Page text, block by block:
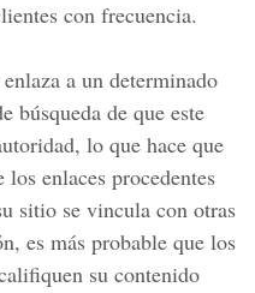
con frecuencia.
a un determinado
búsqueda de que este
lo que hace que
enlaces procedentes
sitio se vincula con otras
es más probable que los
su contenido